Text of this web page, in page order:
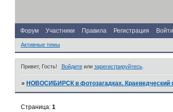
Форум Участники Правила Регистрация Войти
Активные темы
Привет, Гость! Войдитеили зарегистрируйтесь.
»НОВОСИБИРСК в фотозагадках. Краеведческий
Страница:1